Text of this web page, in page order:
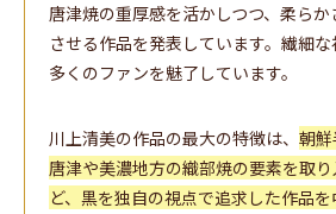
唐津焼の重厚感を活かしつつ、柔ら
させる作品を発表しています。繊細な
多くのファンを魅了しています。
川上清美の作品の最大の特徴は、 朝
唐津や美濃地方の織部焼の要素を取
ど、黒を独自の視点で追求した作品